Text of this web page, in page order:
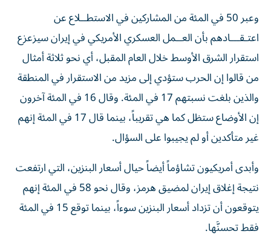
وعبر 50 في المئة من المشاركين في الاستطــلاع عن
اعتـقـــادهم بأن العــمل ‌العسكري الأمريكي في إيران سيزعزع
استقرار الشرق الأوسط ‌خلال العام المقبل، أي نحو ثلاثة أمثال
من قالوا إن الحرب ستؤدي إلى مزيد من الاستقرار في المنطقة
والذين بلغت نسبتهم 17 في المئة. وقال 16 في المئة آخرون
إن الأوضاع ستظل كما هي تقريباً، بينما قال 17 في المئة إنهم
غير متأكدين أو لم يجيبوا على السؤال.
وأبدى أمريكيون تشاؤماً أيضاً حيال أسعار البنزين، التي ارتفعت
نتيجة إغلاق إيران لمضيق هرمز، وقال نحو 58 في المئة إنهم
يتوقعون أن تزداد أسعار البنزين سوءاً، بينما توقع 15 في المئة
فقط تحسنَّها.